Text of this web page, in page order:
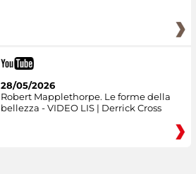
28/05/2026
Robert Mapplethorpe. Le forme della
bellezza - VIDEO LIS | Derrick Cross